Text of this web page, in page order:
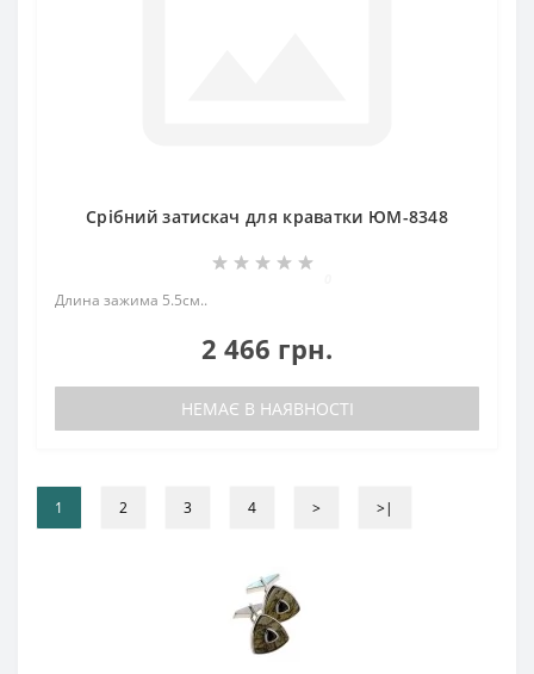
Срібний затискач для краватки ЮМ-8348
Длина зажима 5.5см..
2 466 грн.
НЕМАЄ В НАЯВНОСТІ
1 2 3 4 > >|